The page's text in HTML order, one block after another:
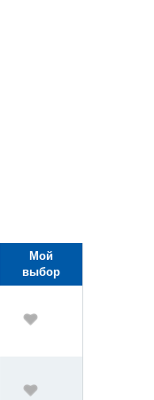
Мой
выбор